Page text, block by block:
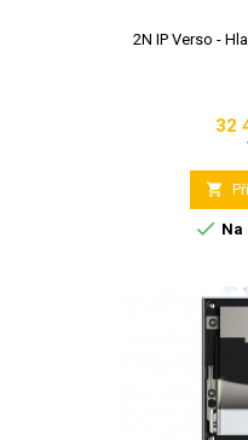
2N IP Verso -
32

 Na